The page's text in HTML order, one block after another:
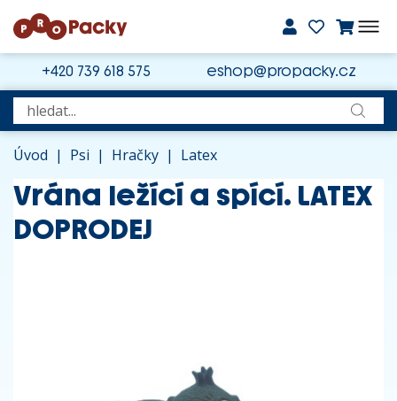
+420 739 618 575 eshop@propacky.cz
Úvod | Psi | Hračky | Latex
Vrána ležící a spící. LATEX
DOPRODEJ